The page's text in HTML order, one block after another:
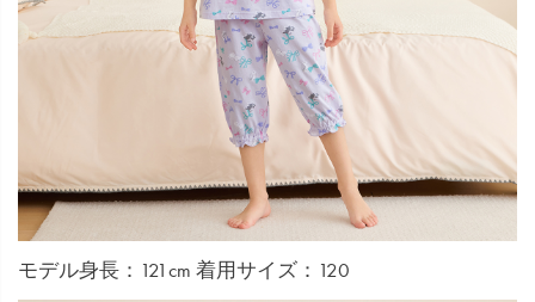
モデル身長：121cm 着用サイズ：120